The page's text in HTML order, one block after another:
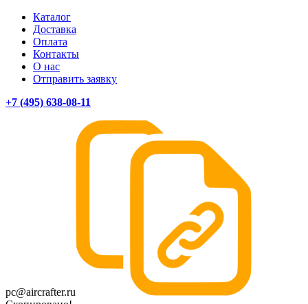
Каталог
Доставка
Оплата
Контакты
О нас
Отправить заявку
+7 (495) 638-08-11
pc@aircrafter.ru